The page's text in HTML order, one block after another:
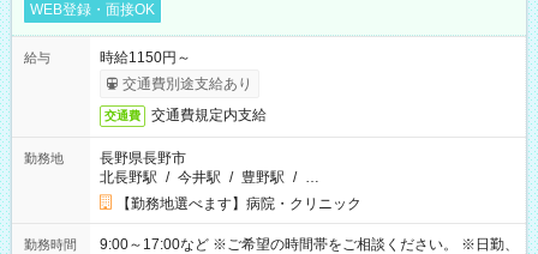
WEB登録・面接OK
給与
時給1150円～
交通費別途支給あり
交通費 交通費規定内支給
勤務地
長野県長野市
北長野駅 / 今井駅 / 豊野駅 / …
【勤務地選べます】病院・クリニック
勤務時間
9:00～17:00など ※ご希望の時間帯をご相談ください。 ※日勤、